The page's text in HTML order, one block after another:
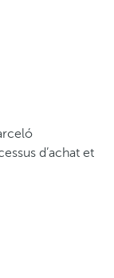
d’achat et